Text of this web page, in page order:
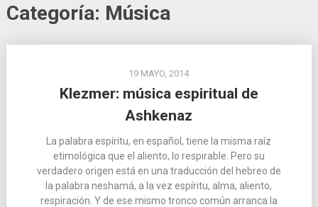
Categoría: Música
19 MAYO, 2014
Klezmer: música espiritual de
Ashkenaz
La palabra espíritu, en español, tiene la misma raíz
etimológica que el aliento, lo respirable. Pero su
verdadero origen está en una traducción del hebreo de
la palabra neshamá, a la vez espíritu, alma, aliento,
respiración. Y de ese mismo tronco común arranca la